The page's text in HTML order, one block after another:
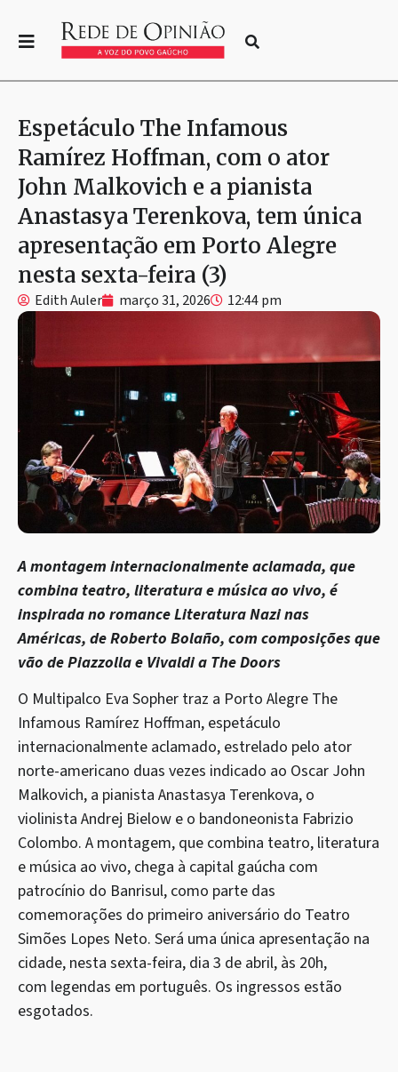
Espetáculo The Infamous
Ramírez Hoffman, com o ator
John Malkovich e a pianista
Anastasya Terenkova, tem única
apresentação em Porto Alegre
nesta sexta-feira (3)
Edith Auler março 31, 2026 12:44 pm
A montagem internacionalmente aclamada, que
combina teatro, literatura e música ao vivo, é
inspirada no romance Literatura Nazi nas
Américas, de Roberto Bolaño, com composições que
vão de Piazzolla e Vivaldi a The Doors
O Multipalco Eva Sopher traz a Porto Alegre The
Infamous Ramírez Hoffman, espetáculo
internacionalmente aclamado, estrelado pelo ator
norte-americano duas vezes indicado ao Oscar John
Malkovich, a pianista Anastasya Terenkova, o
violinista Andrej Bielow e o bandoneonista Fabrizio
Colombo. A montagem, que combina teatro, literatura
e música ao vivo, chega à capital gaúcha com
patrocínio do Banrisul, como parte das
comemorações do primeiro aniversário do Teatro
Simões Lopes Neto. Será uma única apresentação na
cidade, nesta sexta-feira, dia 3 de abril, às 20h,
com legendas em português. Os ingressos estão
esgotados.